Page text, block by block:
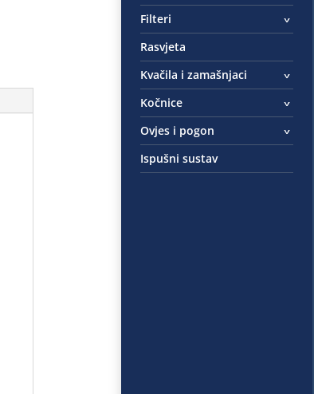
Filteri
Rasvjeta
Kvačila i zamašnjaci
Kočnice
Ovjes i pogon
Ispušni sustav